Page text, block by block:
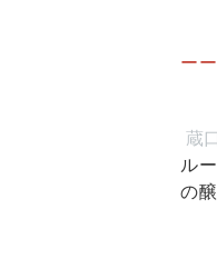
ー
蔵口
ル
の